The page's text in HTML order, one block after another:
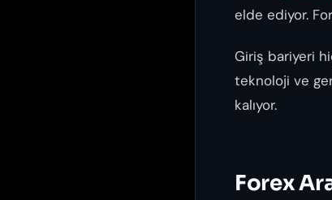
elde ediyor.
Giriş bariyeri
teknoloji ve
kalıyor.
Forex